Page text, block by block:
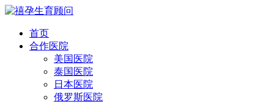
首页
合作医院
美国医院
泰国医院
日本医院
俄罗斯医院